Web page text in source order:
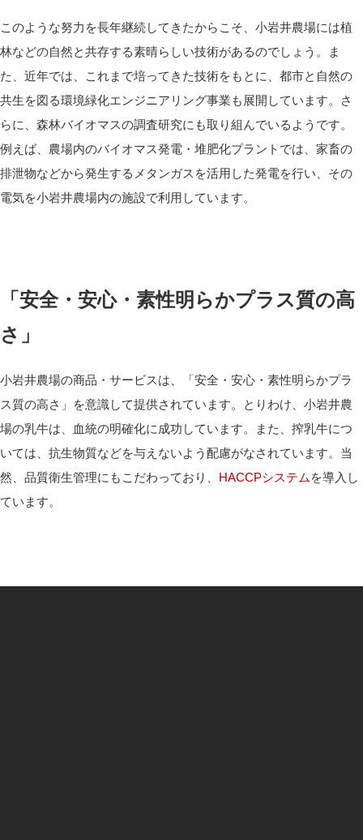
このような努力を長年継続してきたからこそ、小岩井農場には植
林などの自然と共存する素晴らしい技術があるのでしょう。ま
た、近年では、これまで培ってきた技術をもとに、都市と自然の
共生を図る環境緑化エンジニアリング事業も展開しています。さ
らに、森林バイオマスの調査研究にも取り組んでいるようです。
例えば、農場内のバイオマス発電・堆肥化プラントでは、家畜の
排泄物などから発生するメタンガスを活用した発電を行い、その
電気を小岩井農場内の施設で利用しています。
「安全・安心・素性明らかプラス質の高
さ」
小岩井農場の商品・サービスは、「安全・安心・素性明らかプラ
ス質の高さ」を意識して提供されています。とりわけ、小岩井農
場の乳牛は、血統の明確化に成功しています。また、搾乳牛につ
いては、抗生物質などを与えないよう配慮がなされています。当
然、品質衛生管理にもこだわっており、 HACCPシステム を導入し
ています。